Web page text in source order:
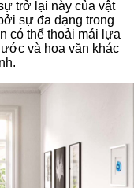
trở lại này của vật
sự đa dạng trong
có thể thoải mái lựa
và hoa văn khác